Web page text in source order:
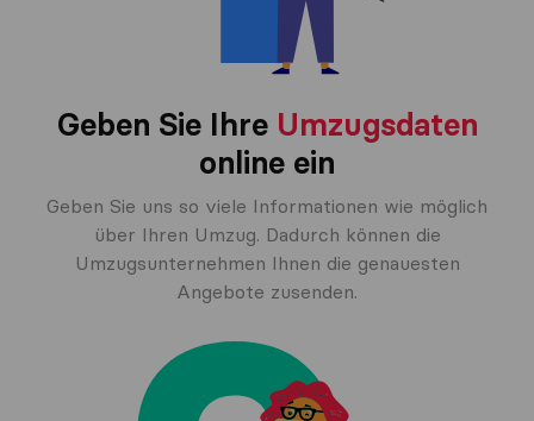
Geben Sie Ihre Umzugsdaten
online ein
Geben Sie uns so viele Informationen wie möglich
über Ihren Umzug. Dadurch können die
Umzugsunternehmen Ihnen die genauesten
Angebote zusenden.